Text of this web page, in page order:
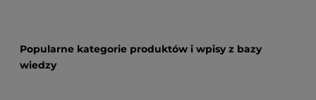
Popularne kategorie produktów i wpisy z bazy
wiedzy